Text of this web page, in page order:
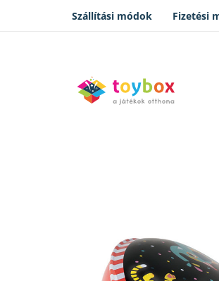
Szállítási módok Fizetési